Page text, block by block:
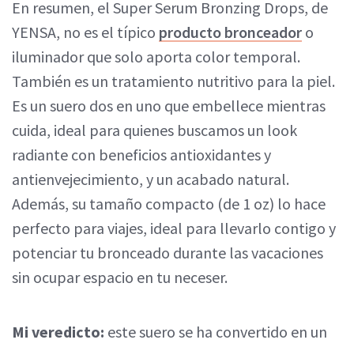
En resumen, el Super Serum Bronzing Drops, de
YENSA, no es el típico producto bronceador o
iluminador que solo aporta color temporal.
También es un tratamiento nutritivo para la piel.
Es un suero dos en uno que embellece mientras
cuida, ideal para quienes buscamos un look
radiante con beneficios antioxidantes y
antienvejecimiento, y un acabado natural.
Además, su tamaño compacto (de 1 oz) lo hace
perfecto para viajes, ideal para llevarlo contigo y
potenciar tu bronceado durante las vacaciones
sin ocupar espacio en tu neceser.
Mi veredicto: este suero se ha convertido en un